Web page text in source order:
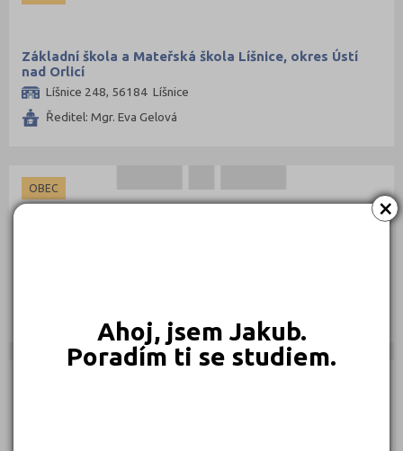
×
Ahoj, jsem Jakub.
Poradím ti se studiem.
Základní škola a Mateřská škola Líšnice, okres Ústí
nad Orlicí
Líšnice 248, 56184 Líšnice
Ředitel: Mgr. Eva Gelová
OBEC